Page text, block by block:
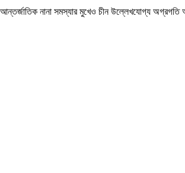
নানা সমস্যার মুখেও চীন উল্লেখযোগ্য